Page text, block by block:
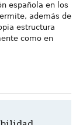
española en los
además de
estructura
como en